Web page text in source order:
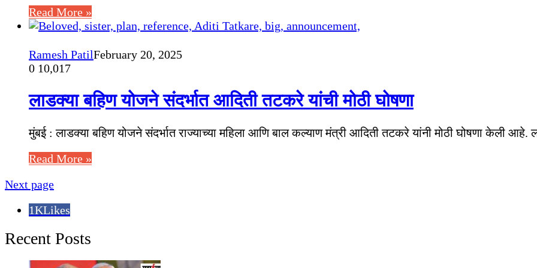
Read More »
Ramesh PatilFebruary 20, 2025
0 10,017
लाडक्या बहिण योजने संदर्भात आदिती तटकरे यांची मोठी घोषणा
मुंबई : लाडक्या बहिण योजने संदर्भात राज्याच्या महिला आणि बाल कल्याण मंत्री आदिती तटकरे यांनी मोठी घोषणा केली
Read More »
Next page
1KLikes
Recent Posts